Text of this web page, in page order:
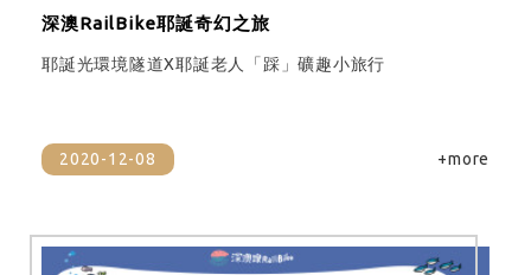
深澳RailBike耶誕奇幻之旅
耶誕光環境隧道X耶誕老人「踩」礦趣小旅行
2020-12-08 +more